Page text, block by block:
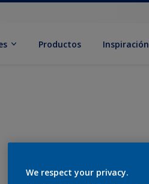
Productos Inspiración
We respect your privacy.